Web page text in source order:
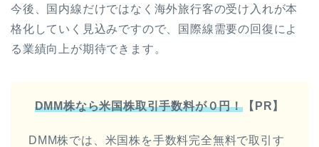
今後、国内線だけではなく海外旅行客の受け入れが本
格化していく見込みですので、国際線需要の回復によ
る業績向上が期待できます。
DMM株なら米国株取引手数料が０円！ 【PR】
DMM株では、米国株を手数料完全無料で取引す